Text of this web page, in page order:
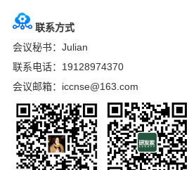
联系方式
会议秘书：Julian
联系电话：19128974370
会议邮箱： iccnse@163.com